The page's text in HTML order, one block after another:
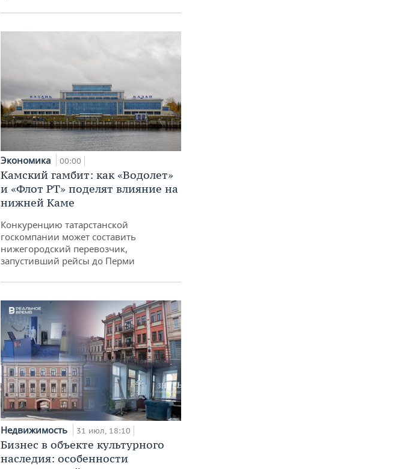
Экономика 00:00
Камский гамбит: как «Водолет»
и «Флот РТ» поделят влияние на
нижней Каме
Конкуренцию татарстанской
госкомпании может составить
нижегородский перевозчик,
запустивший рейсы до Перми
Недвижимость 31 июл, 18:10
Бизнес в объекте культурного
наследия: особенности